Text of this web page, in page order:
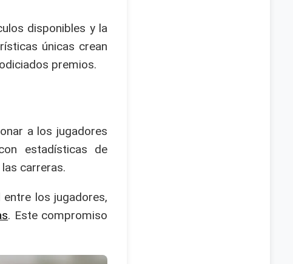
disponibles y la
únicas crean
premios.
a los jugadores
estadísticas de
carreras.
los jugadores,
. Este compromiso